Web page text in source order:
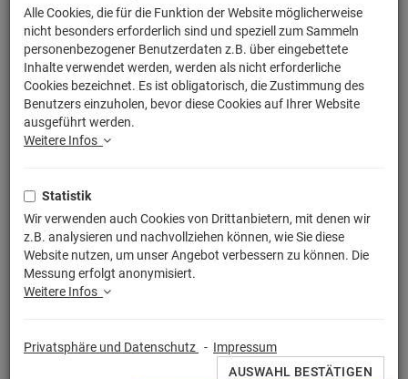
Alle Cookies, die für die Funktion der Website möglicherweise
nicht besonders erforderlich sind und speziell zum Sammeln
personenbezogener Benutzerdaten z.B. über eingebettete
Inhalte verwendet werden, werden als nicht erforderliche
Cookies bezeichnet. Es ist obligatorisch, die Zustimmung des
Benutzers einzuholen, bevor diese Cookies auf Ihrer Website
ausgeführt werden.
Weitere Infos
Statistik
Wir verwenden auch Cookies von Drittanbietern, mit denen wir
z.B. analysieren und nachvollziehen können, wie Sie diese
Website nutzen, um unser Angebot verbessern zu können. Die
Messung erfolgt anonymisiert.
Weitere Infos
Privatsphäre und Datenschutz - Impressum
AUSWAHL BESTÄTIGEN